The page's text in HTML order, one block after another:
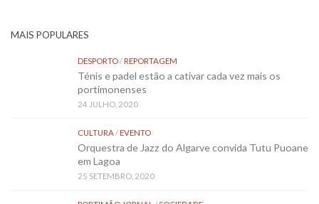
MAIS POPULARES
DESPORTO/REPORTAGEM
Ténis e padel estão a cativar cada vez mais os
portimonenses
24 JULHO, 2020
CULTURA/EVENTO
Orquestra de Jazz do Algarve convida Tutu Puoane
em Lagoa
25 SETEMBRO, 2020